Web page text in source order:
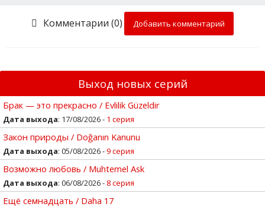
Комментарии (0) Добавить комментарий
Выход новых серий
Брак — это прекрасно / Evlilik Güzeldir
Дата выхода: 17/08/2026 - 1 серия
Закон природы / Doğanın Kanunu
Дата выхода: 05/08/2026 -9 серия
Возможно любовь / Muhtemel Ask
Дата выхода: 06/08/2026 - 8 серия
Ещё семнадцать / Daha 17